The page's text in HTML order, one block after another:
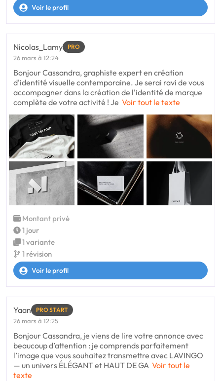
Voir le profil
Nicolas_Lamy PRO
26 mars à 12:24
Bonjour Cassandra, graphiste expert en création
d'identité visuelle contemporaine. Je serai ravi de vous
accompagner dans la création de l'identité de marque
complète de votre activité ! Je Voir tout le texte
Montant privé
1 jour
1 variante
1 révision
Voir le profil
Yaan PRO START
26 mars à 12:25
Bonjour Cassandra, je viens de lire votre annonce avec
beaucoup d’attention : je comprends parfaitement
l’image que vous souhaitez transmettre avec LAVINGO
— un univers ÉLÉGANT et HAUT DE GA Voir tout le
texte